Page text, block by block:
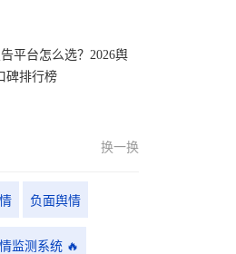
平台怎么选？2026舆
碑排行榜
换一换
负面舆情
监测系统 🔥